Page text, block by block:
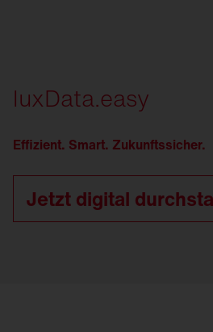
luxData.easy
Effizient. Smart. Zukunftssicher.
Jetzt digital